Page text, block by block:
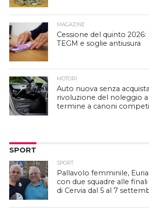
MAGAZINE
Cessione del quinto 2026:
TEGM e soglie antiusura
MOTORI
Auto nuova senza
rivoluzione del noleggio
termine a canoni
SPORT
SPORT
Pallavolo femminile,
con due squadre alle
di Cervia dal 5 al 7